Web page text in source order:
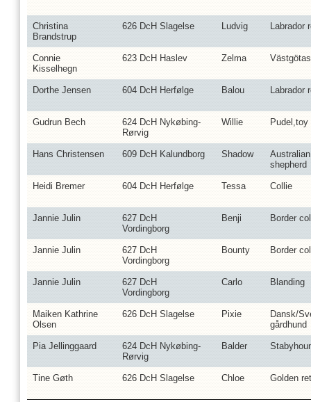
Christina
Brandstrup
626 DcH Slagelse Ludvig Labrador
Connie
Kisselhegn
623 DcH Haslev Zelma
Dorthe Jensen 604 DcH Herfølge Balou Labrador
Gudrun Bech
624 DcH Nykøbing-
Rørvig
Willie Pudel,toy
Hans Christensen 609 DcH Kalundborg Shadow
Australian
shepherd
Heidi Bremer 604 DcH Herfølge Tessa Collie
Jannie Julin
627 DcH
Vordingborg
Benji Border
Jannie Julin
627 DcH
Vordingborg
Bounty Border
Jannie Julin
627 DcH
Vordingborg
Carlo Blanding
Maiken Kathrine
Olsen
626 DcH Slagelse Pixie
Dansk/
gårdhund
Pia Jellinggaard
624 DcH Nykøbing-
Rørvig
Balder
Tine Gøth 626 DcH Slagelse Chloe Golden